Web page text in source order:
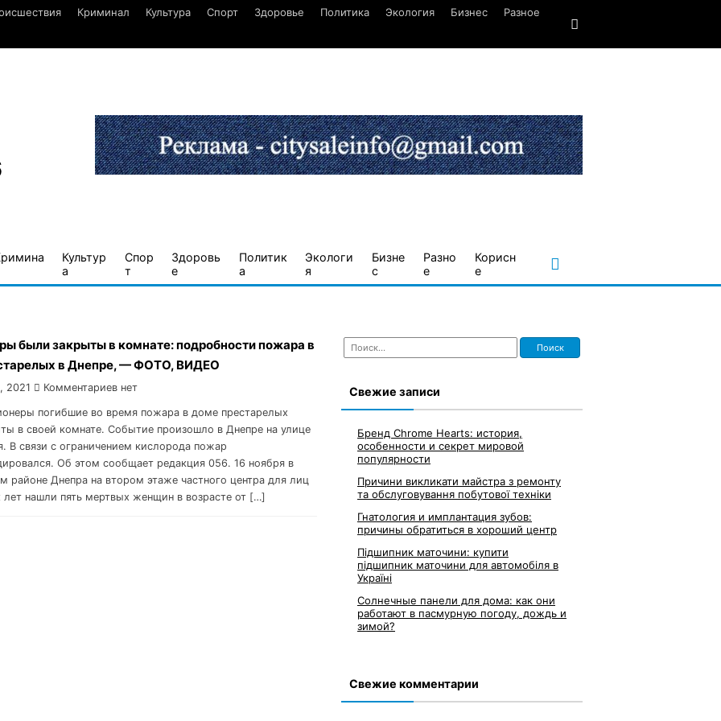
Криминал Культура Спорт Здоровье Политика Экология Бизнес
Разное
Культур
а
Спор
т
Здоровь
е
Политик
а
Экологи
я
Бизне
с
Разно
е
Корисн
е
были закрыты в комнате: подробности пожара в
в Днепре, — ФОТО, ВИДЕО
2021 Комментариев нет
погибшие во время пожара в доме престарелых
в своей комнате. Событие произошло в Днепре на улице
В связи с ограничением кислорода пожар
Об этом сообщает редакция 056. 16 ноября в
районе Днепра на втором этаже частного центра для лиц
лет нашли пять мертвых женщин в возрасте от […]
Найти:
Свежие записи
Бренд Chrome Hearts: история,
особенности и секрет мировой
популярности
Причини викликати майстра з ремонту
та обслуговування побутової техніки
Гнатология и имплантация зубов:
причины обратиться в хороший центр
Підшипник маточини: купити
підшипник маточини для автомобіля в
Україні
Солнечные панели для дома: как они
работают в пасмурную погоду, дождь и
зимой?
Свежие комментарии